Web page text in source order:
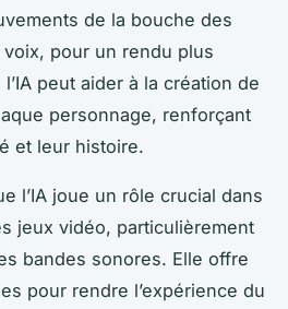
de la bouche des
pour un rendu plus
peut aider à la création de
personnage, renforçant
et leur histoire.
l’IA joue un rôle crucial dans
jeux vidéo, particulièrement
bandes sonores. Elle offre
pour rendre l’expérience du